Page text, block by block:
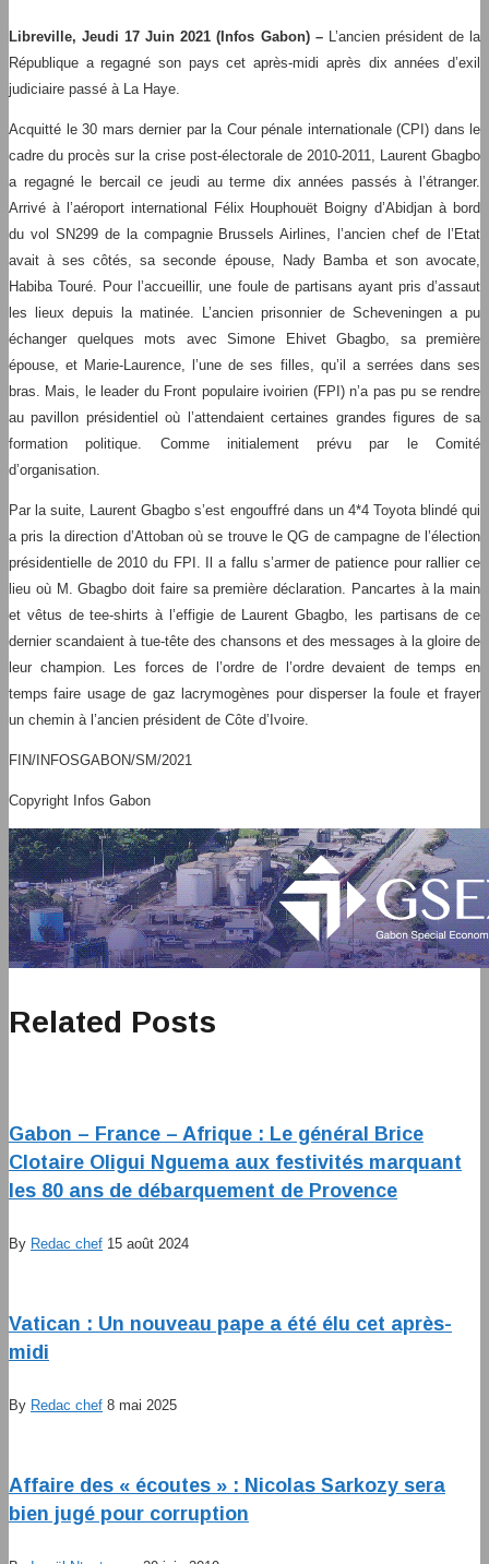
Libreville, Jeudi 17 Juin 2021 (Infos Gabon) –L’ancien président de la
République a regagné son pays cet après-midi après dix années d’exil
judiciaire passé à La Haye.
Acquitté le 30 mars dernier par la Cour pénale internationale (CPI) dans le
cadre du procès sur la crise post-électorale de 2010-2011, Laurent Gbagbo
a regagné le bercail ce jeudi au terme dix années passés à l’étranger.
Arrivé à l’aéroport international Félix Houphouët Boigny d’Abidjan à bord
du vol SN299 de la compagnie Brussels Airlines, l’ancien chef de l’Etat
avait à ses côtés, sa seconde épouse, Nady Bamba et son avocate,
Habiba Touré. Pour l’accueillir, une foule de partisans ayant pris d’assaut
les lieux depuis la matinée. L’ancien prisonnier de Scheveningen a pu
échanger quelques mots avec Simone Ehivet Gbagbo, sa première
épouse, et Marie-Laurence, l’une de ses filles, qu’il a serrées dans ses
bras. Mais, le leader du Front populaire ivoirien (FPI) n’a pas pu se rendre
au pavillon présidentiel où l’attendaient certaines grandes figures de sa
formation politique. Comme initialement prévu par le Comité
d’organisation.
Par la suite, Laurent Gbagbo s’est engouffré dans un 4*4 Toyota blindé qui
a pris la direction d’Attoban où se trouve le QG de campagne de l’élection
présidentielle de 2010 du FPI. Il a fallu s’armer de patience pour rallier ce
lieu où M. Gbagbo doit faire sa première déclaration. Pancartes à la main
et vêtus de tee-shirts à l’effigie de Laurent Gbagbo, les partisans de ce
dernier scandaient à tue-tête des chansons et des messages à la gloire de
leur champion. Les forces de l’ordre de l’ordre devaient de temps en
temps faire usage de gaz lacrymogènes pour disperser la foule et frayer
un chemin à l’ancien président de Côte d’Ivoire.
FIN/INFOSGABON/SM/2021
Copyright Infos Gabon
Related Posts
Gabon – France – Afrique : Le général Brice
Clotaire Oligui Nguema aux festivités marquant
les 80 ans de débarquement de Provence
By Redac chef 15 août 2024
Vatican : Un nouveau pape a été élu cet après-
midi
By Redac chef 8 mai 2025
Affaire des « écoutes » : Nicolas Sarkozy sera
bien jugé pour corruption